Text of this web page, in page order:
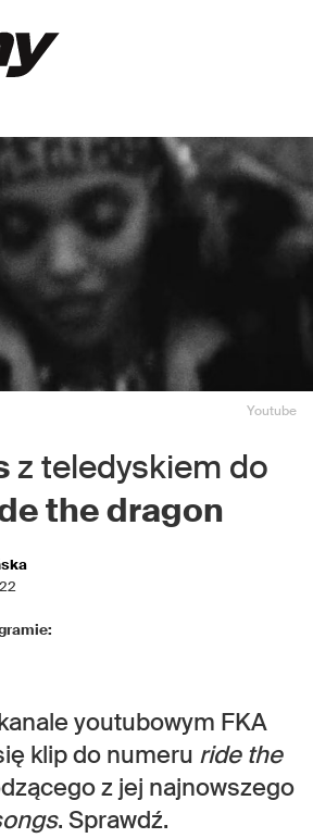
Youtube
z teledyskiem do
the dragon
youtubowym FKA
klip do numeru ride the
z jej najnowszego
. Sprawdź.